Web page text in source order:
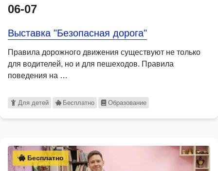
06-07
Выставка "Безопасная дорога"
Правила дорожного движения существуют не только
для водителей, но и для пешеходов. Правила
поведения на …
Для детей Бесплатно Образование
Бесплатно